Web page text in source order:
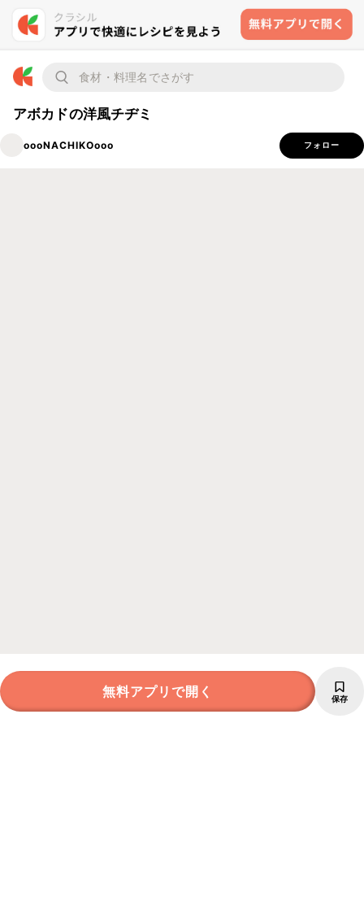
アボカドの洋風チヂミ
oooNACHIKOooo フォロー
無料アプリで開く 保存